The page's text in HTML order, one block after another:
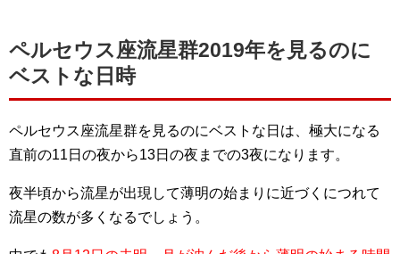
ペルセウス座流星群2019年を見るのに
ベストな日時
ペルセウス座流星群を見るのにベストな日は、極大になる
直前の11日の夜から13日の夜までの3夜になります。
夜半頃から流星が出現して薄明の始まりに近づくにつれて
流星の数が多くなるでしょう。